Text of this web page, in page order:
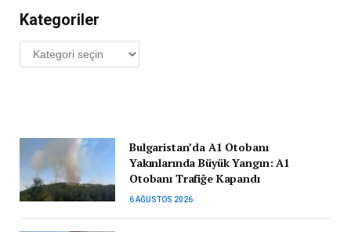
Kategoriler
Kategoriler
Bulgaristan’da A1 Otobanı
Yakınlarında Büyük Yangın: A1
Otobanı Trafiğe Kapandı
6 AĞUSTOS 2026